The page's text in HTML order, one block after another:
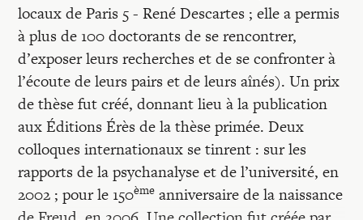
locaux de Paris 5 - René Descartes ; elle a permis
à plus de 100 doctorants de se rencontrer,
d’exposer leurs recherches et de se confronter à
l’écoute de leurs pairs et de leurs aînés). Un prix
de thèse fut créé, donnant lieu à la publication
aux Éditions Érès de la thèse primée. Deux
colloques internationaux se tinrent : sur les
rapports de la psychanalyse et de l’université, en
2002 ; pour le 150ème anniversaire de la naissance